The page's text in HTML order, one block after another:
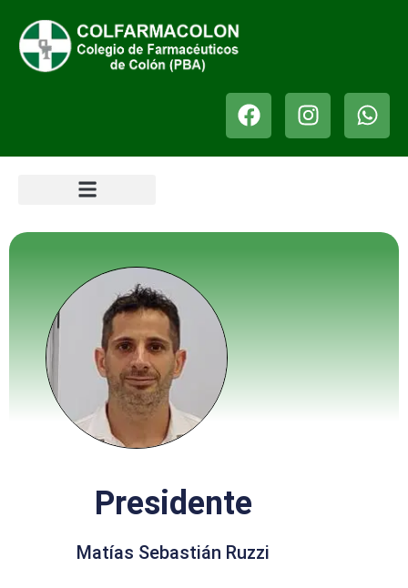
Presidente
Matías Sebastián Ruzzi